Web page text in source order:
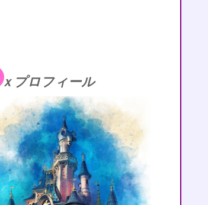
ｘプロフィール